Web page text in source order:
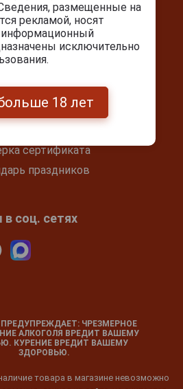
и оплата
Блог
сертификата
праздников
соц. сетях
ЧРЕЗМЕРНОЕ
АЛКОГОЛЯ ВРЕДИТ ВАШЕМУ
КУРЕНИЕ ВРЕДИТ ВАШЕМУ
ЗДОРОВЬЮ.
товара в магазине невозможно
размещенные на
рекламой, носят
информационный
исключительно
18 лет